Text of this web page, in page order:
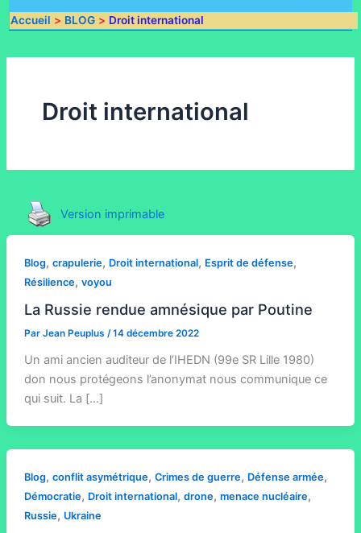
Accueil BLOG Droit international
Droit international
Version imprimable
Blog, crapulerie, Droit international, Esprit de défense,
Résilience, voyou
La Russie rendue amnésique par Poutine
Par Jean Peuplus /14 décembre 2022
Un ami ancien auditeur de l’IHEDN (99e SR Lille 1980)
don nous protégeons l’anonymat nous communique ce
qui suit. La […]
Blog, conflit asymétrique, Crimes de guerre, Défense armée,
Démocratie, Droit international, drone, menace nucléaire,
Russie, Ukraine